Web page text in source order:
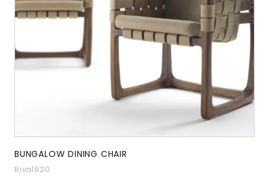
BUNGALOW DINING CHAIR
Riva1920